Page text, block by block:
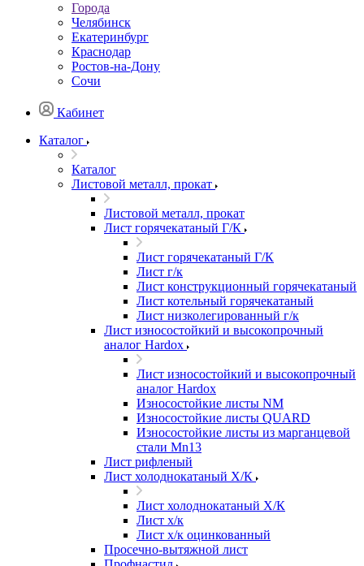
Города
Челябинск
Екатеринбург
Краснодар
Ростов-на-Дону
Сочи
Кабинет
Каталог
Каталог
Листовой металл, прокат
Листовой металл, прокат
Лист горячекатаный Г/К
Лист горячекатаный Г/К
Лист г/к
Лист конструкционный горячекатаный
Лист котельный горячекатаный
Лист низколегированный г/к
Лист износостойкий и высокопрочный
аналог Hardox
Лист износостойкий и высокопрочный
аналог Hardox
Износостойкие листы NM
Износостойкие листы QUARD
Износостойкие листы из марганцевой
стали Mn13
Лист рифленый
Лист холоднокатаный Х/К
Лист холоднокатаный Х/К
Лист х/к
Лист х/к оцинкованный
Просечно-вытяжной лист